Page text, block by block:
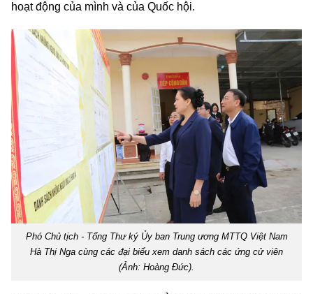
hoạt động của mình và của Quốc hội.
Phó Chủ tịch - Tổng Thư ký Ủy ban Trung ương MTTQ Việt Nam
Hà Thị Nga cùng các đại biểu xem danh sách các ứng cử viên
(Ảnh: Hoàng Đức).